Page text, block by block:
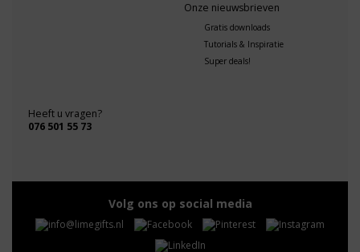
Onze nieuwsbrieven
Gratis downloads
Tutorials & Inspiratie
Super deals!
Heeft u vragen?
076 501 55 73
Volg ons op social media